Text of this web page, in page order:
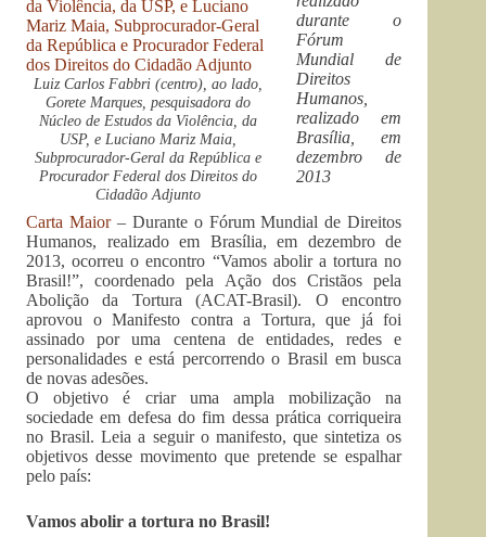
Luiz Carlos Fabbri (centro), ao lado,
Gorete Marques, pesquisadora do
Núcleo de Estudos da Violência, da
USP, e Luciano Mariz Maia,
Subprocurador-Geral da República e
Procurador Federal dos Direitos do
Cidadão Adjunto
durante o
Fórum
Mundial de
Direitos
Humanos,
realizado em
Brasília, em
dezembro de
2013
Carta Maior– Durante o Fórum Mundial de Direitos
Humanos, realizado em Brasília, em dezembro de
2013, ocorreu o encontro “Vamos abolir a tortura no
Brasil!”, coordenado pela Ação dos Cristãos pela
Abolição da Tortura (ACAT-Brasil). O encontro
aprovou o Manifesto contra a Tortura, que já foi
assinado por uma centena de entidades, redes e
personalidades e está percorrendo o Brasil em busca
de novas adesões.
O objetivo é criar uma ampla mobilização na
sociedade em defesa do fim dessa prática corriqueira
no Brasil. Leia a seguir o manifesto, que sintetiza os
objetivos desse movimento que pretende se espalhar
pelo país:
Vamos abolir a tortura no Brasil!